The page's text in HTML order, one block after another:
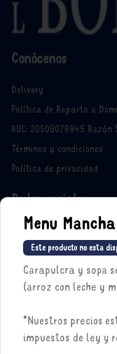
Conócenos
Delivery
Política de Reparto a
RUC: 20509076945 Razón
Términos y condiciones
Política de privacidad
Redes sociales
Instagram
Facebook
Pedir
Menu
Este producto no esta
Carapulcra y sopa
(arroz con leche y
*Nuestros precios
impuestos de ley y